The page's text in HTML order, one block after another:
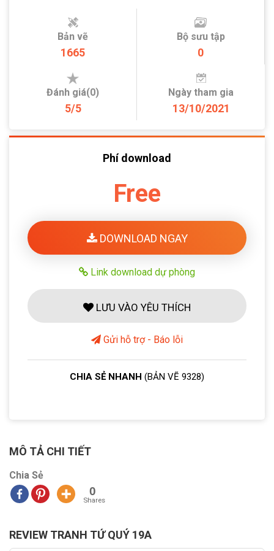
Bản vẽ
1665
Bộ sưu tập
0
Đánh giá(0)
5/5
Ngày tham gia
13/10/2021
Phí download
Free
DOWNLOAD NGAY
Link download dự phòng
LƯU VÀO YÊU THÍCH
Gửi hỗ trợ - Báo lỗi
CHIA SẺ NHANH (BẢN VẼ 9328)
MÔ TẢ CHI TIẾT
Chia Sẻ
0
Shares
REVIEW TRANH TỨ QUÝ 19A